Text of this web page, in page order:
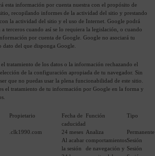
esta información por cuenta nuestra con el propósito de
recopilando informes de la actividad del sitio y prestando
la actividad del sitio y el uso de Internet. Google podrá
terceros cuando así se lo requiera la legislación, o cuando
por cuenta de Google. Google no asociará tu
del que disponga Google.
el tratamiento de los datos o la información rechazando el
de la configuración apropiada de tu navegador. Sin
que no puedas usar la plena funcionabilidad de este sitio.
el tratamiento de tu información por Google en la forma y
Propietario
Fecha de
caducidad
Función Tipo
.clk1990.com
24 meses
Al acabar
la sesión
Analiza
comportamientos
de navegación y
Permanente
Sesión
Sesión